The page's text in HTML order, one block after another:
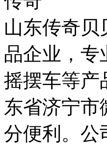
山东传奇贝
品企业，专
摇摆车等产
东省济宁市
分便利。公